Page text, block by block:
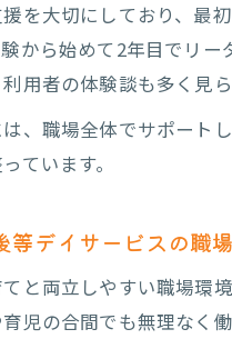
安心して挑戦できる
放課後等デイサ
長野県で放課後
未経験から放課
放課後等デイサ
子育て世代にも広
放課後等デイサ
主婦が活躍でき
を大切にしており、最
から始めて2年目でリ
用者の体験談も多く見ら
、職場全体でサポート
ています。
等デイサービスの職
と両立しやすい職場環
児の合間でも無理なく働